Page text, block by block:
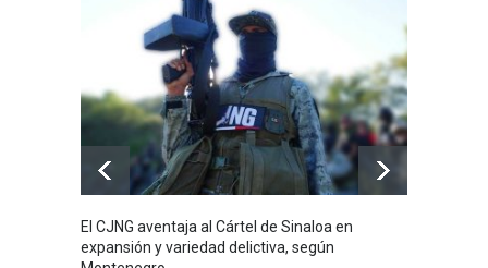
El CJNG aventaja al Cártel de Sinaloa en
expansión y variedad delictiva, según